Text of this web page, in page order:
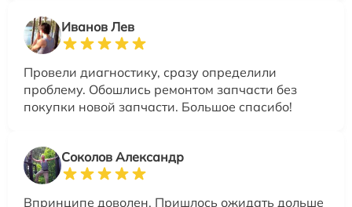
Иванов Лев
Провели диагностику, сразу определили
проблему. Обошлись ремонтом запчасти без
покупки новой запчасти. Большое спасибо!
Соколов Александр
Впринципе доволен. Пришлось ожидать дольше